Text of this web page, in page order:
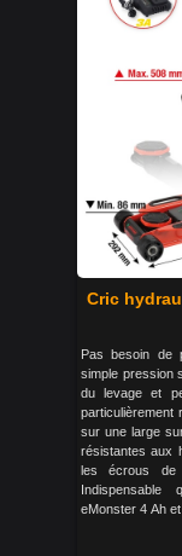
Cric
Pas besoin de
simple pression
du levage et
particulièrement
sur une large
résistantes aux
les écrous de
Indispensable
eMonster 4 Ah